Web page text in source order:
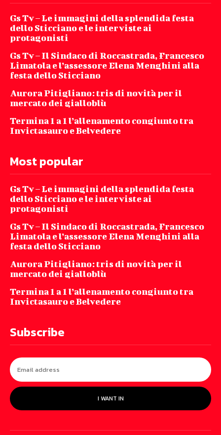
Gs Tv – Le immagini della splendida festa
dello Sticciano e le interviste ai
protagonisti
Gs Tv – Il Sindaco di Roccastrada, Francesco
Limatola e l’assessore Elena Menghini alla
festa dello Sticciano
Aurora Pitigliano: tris di novità per il
mercato dei gialloblù
Termina 1 a 1 l’allenamento congiunto tra
Invictasauro e Belvedere
Most popular
Gs Tv – Le immagini della splendida festa
dello Sticciano e le interviste ai
protagonisti
Gs Tv – Il Sindaco di Roccastrada, Francesco
Limatola e l’assessore Elena Menghini alla
festa dello Sticciano
Aurora Pitigliano: tris di novità per il
mercato dei gialloblù
Termina 1 a 1 l’allenamento congiunto tra
Invictasauro e Belvedere
Subscribe
I WANT IN